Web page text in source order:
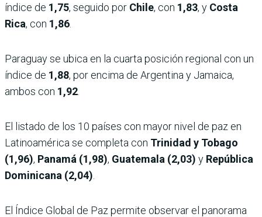
índice de 1,75, seguido por Chile, con 1,83, y Costa
Rica, con 1,86
Paraguay se ubica en la cuarta posición regional con un
índice de 1,88, por encima de Argentina y Jamaica,
ambos con 1,92
El listado de los 10 países con mayor nivel de paz en
Latinoamérica se completa con Trinidad y Tobago
(1,96), Panamá (1,98), Guatemala (2,03) y República
Dominicana (2,04)
El Índice Global de Paz permite observar el panorama